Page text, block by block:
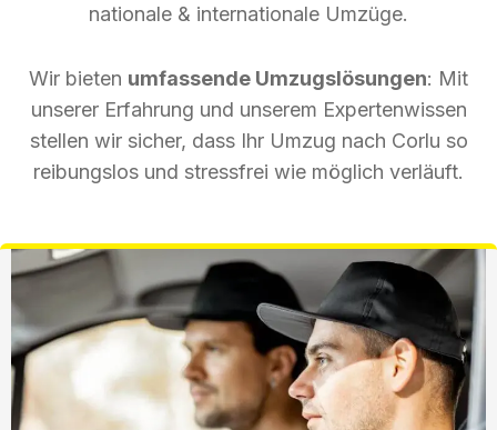
nationale & internationale Umzüge.
Wir bieten umfassende Umzugslösungen: Mit
unserer Erfahrung und unserem Expertenwissen
stellen wir sicher, dass Ihr Umzug nach Corlu so
reibungslos und stressfrei wie möglich verläuft.